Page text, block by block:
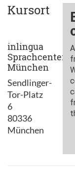
Kursort
inlingua
Sprachcenter
München
Sendlinger-
Tor-Platz
6
80336
München